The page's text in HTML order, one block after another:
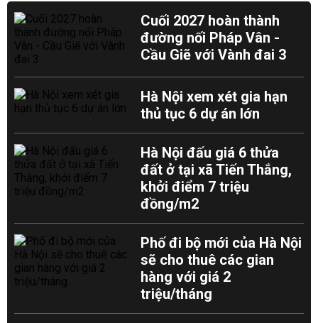
Cuối 2027 hoàn thành
đường nối Pháp Vân -
Cầu Giẽ với Vành đai 3
Hà Nội xem xét gia hạn
thủ tục 6 dự án lớn
Hà Nội đấu giá 6 thửa
đất ở tại xã Tiến Thắng,
khởi điểm 7 triệu
đồng/m2
Phố đi bộ mới của Hà Nội
sẽ cho thuê các gian
hàng với giá 2
triệu/tháng